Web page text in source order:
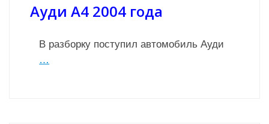
Ауди А4 2004 года
В разборку поступил автомобиль Ауди
…